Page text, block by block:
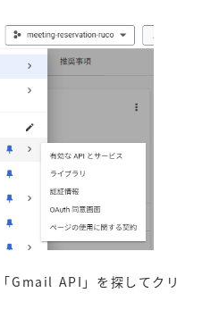
Gmail API」を探してクリ